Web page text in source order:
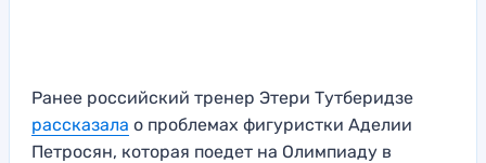
Ранее российский тренер Этери Тутберидзе
рассказала о проблемах фигуристки Аделии
Петросян, которая поедет на Олимпиаду в